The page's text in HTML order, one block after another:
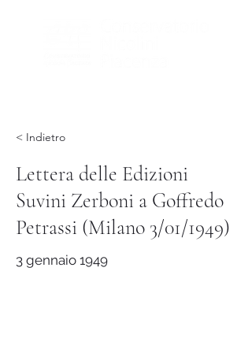
< Indietro
Lettera delle Edizioni
Suvini Zerboni a Goffredo
Petrassi (Milano 3/01/1949)
3 gennaio 1949